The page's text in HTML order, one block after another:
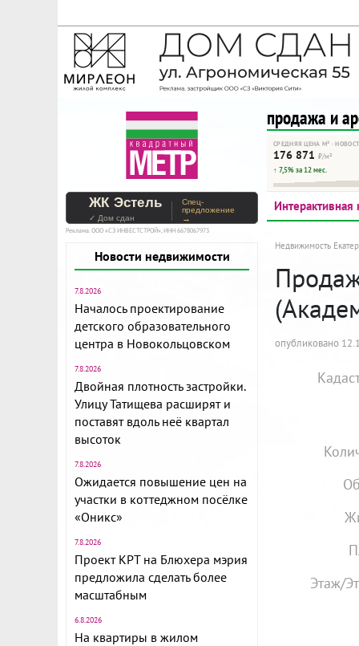
На Метре реклама -
Помогайте независимому
продажа и
СРЕДНЯЯ ЦЕНА М² ·
176 871 ₽/м²
↑ 7,5% за 12 мес.
ЖК Эстель
✓ Дом сдан
Спец-
предложение
→
Реклама. ООО «СЗ ИНВЕСТСТРОЙ», ИНН 6678067973
Новости недвижимости
7.8.2026
Началось проектирование
детского образовательного
центра в Новокольцовском
7.8.2026
Двойная плотность застройки.
Улицу Татищева расширят и
поставят вдоль неё квартал
высоток
7.8.2026
Ожидается повышение цен на
участки в коттеджном посёлке
«Оникс»
7.8.2026
Проект КРТ на Блюхера мэрия
предложила сделать более
масштабным
6.8.2026
На квартиры в жилом
Интерактивная
Недвижимость
опубликовано
Этаж/